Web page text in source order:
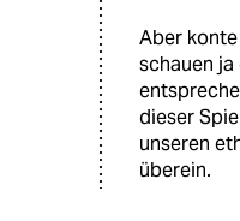
Aber
schauen
dieser
unseren
überein.